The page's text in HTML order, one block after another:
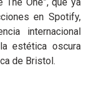
en Spotify,
internacional
estética oscura
de Bristol.